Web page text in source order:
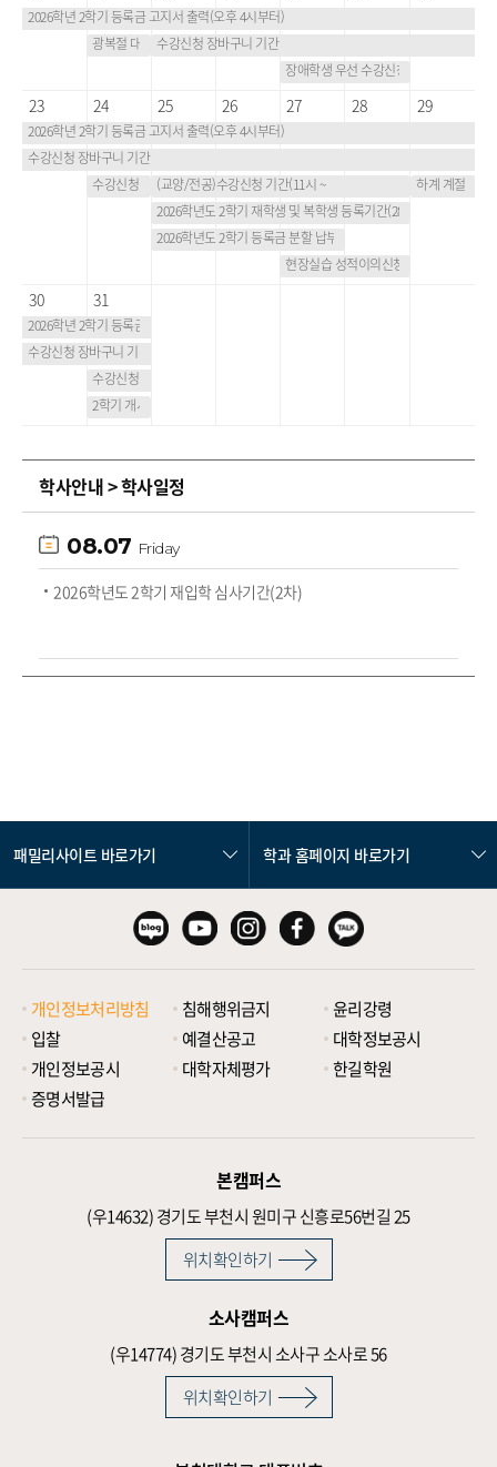
2026학년 2학기 등록금 고지서 출력(오후 4시부터)
광복절 대체휴일수강신청 장바구니 기간
장애학생 우선 수강신청
23 24 25 26 27 28 29
2026학년 2학기 등록금 고지서 출력(오후 4시부터)
수강신청 장바구니 기간
수강신청(전공) (11시~ 24시까지)
(교양/전공)수강신청 기간(11시 ~
하계 계절학기
2026학년도 2학기 재학생 및 복학생 등록기간(28일 16시까지)
2026학년도 2학기 등록금 분할 납부 신청(27일 16시 까지)
현장실습 성적이의신청, 성적정정
30 31
2026학년 2학기 등록금 고지서 출력(오후 4시부터)
수강신청 장바구니 기간
수강신청 정정기간(10시부터)
2학기 개시일, 개강일
학사안내 > 학사일정
08.07 Friday
2026학년도 2학기 재입학 심사기간(2차)
패밀리사이트 바로가기 학과 홈페이지 바로가기
개인정보처리방침 침해행위금지
윤리강령
입찰
예결산공고
대학정보공시
개인정보공시
대학자체평가
한길학원
증명서발급
본캠퍼스
(우14632)경기도 부천시 원미구 신흥로56번길 25
위치확인하기
소사캠퍼스
(우14774)경기도 부천시 소사구 소사로 56
위치확인하기